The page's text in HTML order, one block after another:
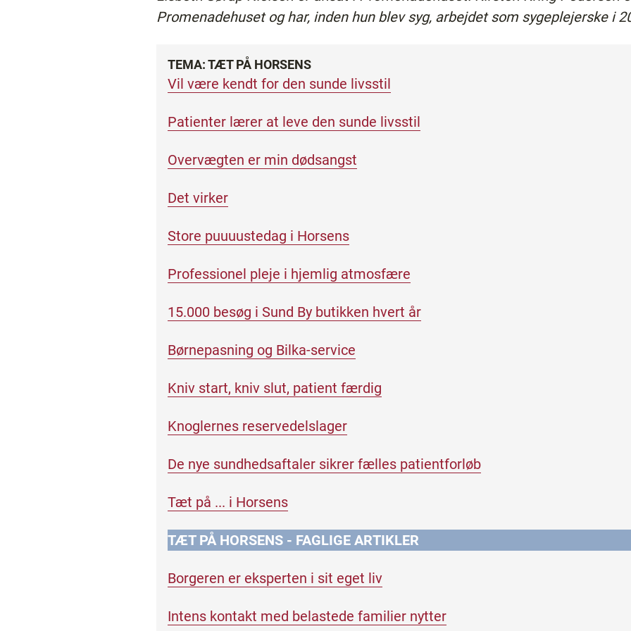
Promenadehuset og har, inden hun blev syg, arbejdet som sygeplejerske i
TEMA: TÆT PÅ HORSENS
Vil være kendt for den sunde livsstil
Patienter lærer at leve den sunde livsstil
Overvægten er min dødsangst
Det virker
Store puuuustedag i Horsens
Professionel pleje i hjemlig atmosfære
15.000 besøg i Sund By butikken hvert år
Børnepasning og Bilka-service
Kniv start, kniv slut, patient færdig
Knoglernes reservedelslager
De nye sundhedsaftaler sikrer fælles patientforløb
Tæt på ... i Horsens
TÆT PÅ HORSENS - FAGLIGE ARTIKLER
Borgeren er eksperten i sit eget liv
Intens kontakt med belastede familier nytter